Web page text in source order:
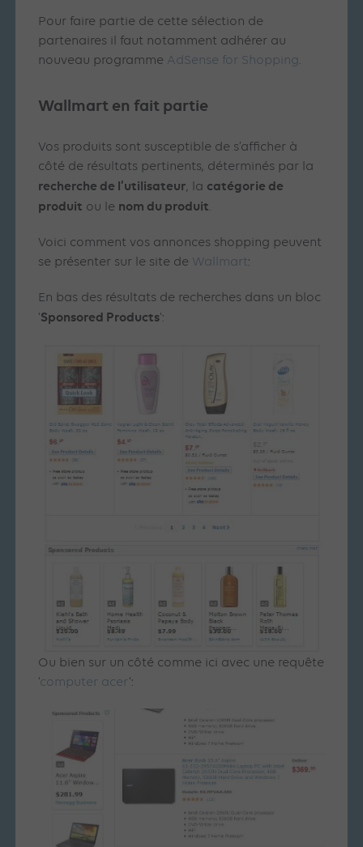
Pour faire partie de cette sélection de
partenaires il faut notamment adhérer au
nouveau programme AdSense for Shopping.
Wallmart en fait partie
Vos produits sont susceptible de s’afficher à
côté de résultats pertinents, déterminés par la
recherche de l’utilisateur, la catégorie de
produit ou le nom du produit.
Voici comment vos annonces shopping peuvent
se présenter sur le site de Wallmart:
En bas des résultats de recherches dans un bloc
‘Sponsored Products‘:
Ou bien sur un côté comme ici avec une requête
‘computer acer‘: